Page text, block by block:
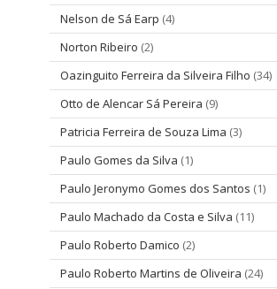
Nelson de Sá Earp (4)
Norton Ribeiro (2)
Oazinguito Ferreira da Silveira Filho (34)
Otto de Alencar Sá Pereira (9)
Patricia Ferreira de Souza Lima (3)
Paulo Gomes da Silva (1)
Paulo Jeronymo Gomes dos Santos (1)
Paulo Machado da Costa e Silva (11)
Paulo Roberto Damico (2)
Paulo Roberto Martins de Oliveira (24)